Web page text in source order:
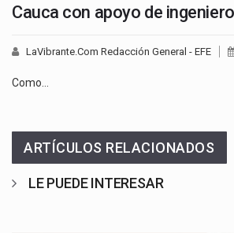
Cauca con apoyo de
LaVibrante.Com Redacción General - EFE
Como…
ARTÍCULOS RELACIONADOS
LE PUEDE INTERESAR